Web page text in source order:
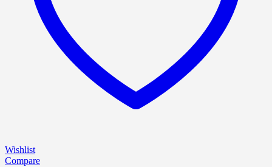
Wishlist
Compare